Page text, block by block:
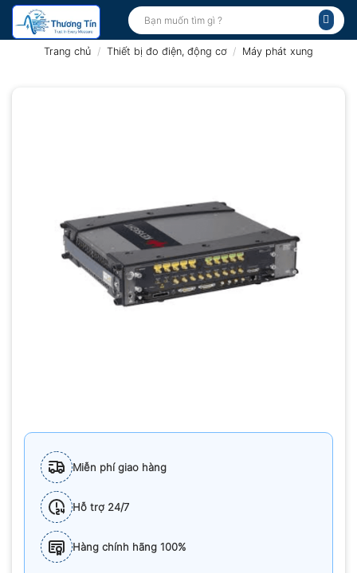
Bỏ
qua
Tìm
kiếm:
Trang chủ / Thiết bị đo điện, động cơ / Máy phát xung
Miễn phí giao hàng
Hỗ trợ 24/7
Hàng chính hãng 100%